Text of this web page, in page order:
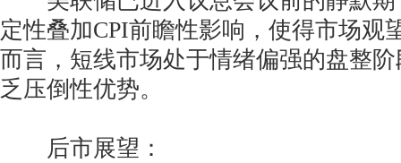
定性叠加CPI前瞻性影响，使得市场观
而言，短线市场处于情绪偏强的盘整
乏压倒性优势。
后市展望：